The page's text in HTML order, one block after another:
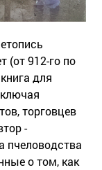
(от 912-го по
для
торговцев
-
пчеловодства
о том, как